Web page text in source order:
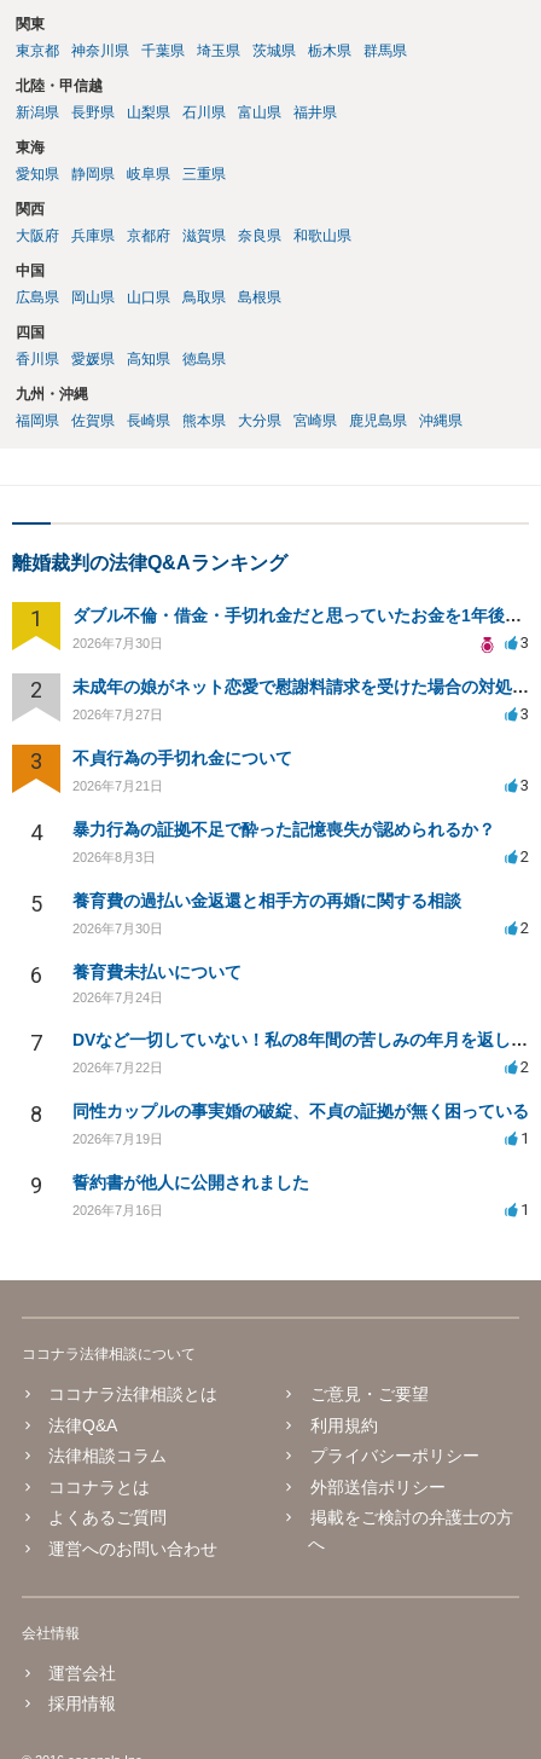
関東
東京都
神奈川県 千葉県 埼玉県 茨城県 栃木県 群馬県
北陸・甲信越
新潟県
長野県 山梨県 石川県 富山県 福井県
東海
愛知県
静岡県 岐阜県 三重県
関西
大阪府
兵庫県 京都府 滋賀県 奈良県 和歌山県
中国
広島県
岡山県 山口県 鳥取県 島根県
四国
香川県
愛媛県 高知県 徳島県
九州・沖縄
福岡県
佐賀県 長崎県 熊本県 大分県 宮崎県 鹿児島県 沖縄県
離婚裁判の法律Q&Aランキング
1 ダブル不倫・借金・手切れ金だと思っていたお金を1年後いまさら脅迫罪として通知書が来てまとめて請求
2026年7月30日 3
2 未成年の娘がネット恋愛で慰謝料請求を受けた場合の対処法は？
2026年7月27日 3
3 不貞行為の手切れ金について
2026年7月21日 3
4 暴力行為の証拠不足で酔った記憶喪失が認められるか？
2026年8月3日 2
5 養育費の過払い金返還と相手方の再婚に関する相談
2026年7月30日 2
6 養育費未払いについて
2026年7月24日
7 DVなど一切していない！私の8年間の苦しみの年月を返して！
2026年7月22日 2
8 同性カップルの事実婚の破綻、不貞の証拠が無く困っている
2026年7月19日 1
9 誓約書が他人に公開されました
2026年7月16日 1
ココナラ法律相談について
ココナラ法律相談とは
法律Q&A
法律相談コラム
ココナラとは
よくあるご質問
運営へのお問い合わせ
ご意見・ご要望
利用規約
プライバシーポリシー
外部送信ポリシー
掲載をご検討の弁護士の方
へ
会社情報
運営会社
採用情報